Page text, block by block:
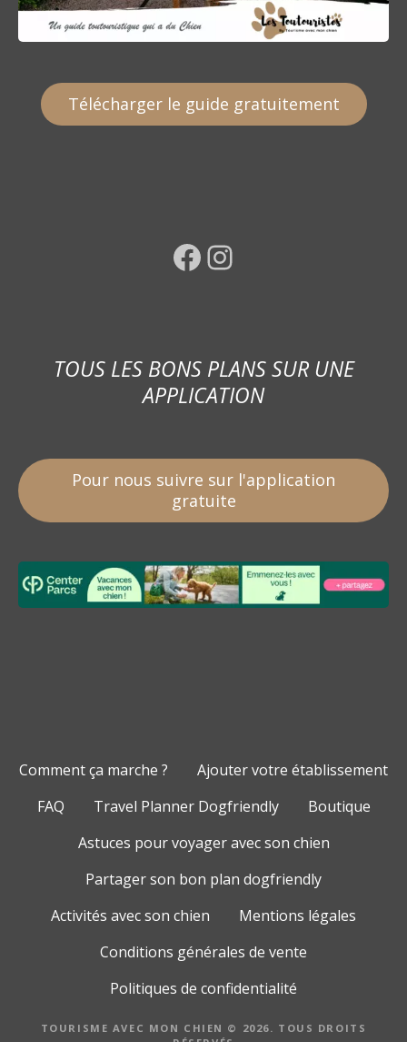
Télécharger le guide gratuitement
Facebook Instagram
TOUS LES BONS PLANS SUR UNE
APPLICATION
Pour nous suivre sur l'application
gratuite
Comment ça marche ?
Ajouter votre établissement
FAQ
Travel Planner Dogfriendly
Boutique
Astuces pour voyager avec son chien
Partager son bon plan dogfriendly
Activités avec son chien
Mentions légales
Conditions générales de vente
Politiques de confidentialité
TOURISME AVEC MON CHIEN © 2026. TOUS DROITS